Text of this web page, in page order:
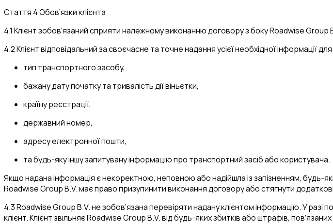
Стаття 4 Обов’язки клієнта
4.1 Клієнт зобов’язаний сприяти належному виконанню договору з боку Roadwise
4.2 Клієнт відповідальний за своєчасне та точне надання усієї необхідної інформації
тип транспортного засобу,
бажану дату початку та тривалість дії віньєтки,
країну реєстрації,
державний номер,
адресу електронної пошти,
та будь-яку іншу запитувану інформацію про транспортний засіб або користувача.
Якщо надана інформація є некоректною, неповною або надійшла із запізненням, будь-
Roadwise Group B.V. має право призупинити виконання договору або стягнути
4.3 Roadwise Group B.V. не зобов’язана перевіряти надану клієнтом інформацію. У разі
клієнт. Клієнт звільняє Roadwise Group B.V. від будь-яких збитків або штрафів,